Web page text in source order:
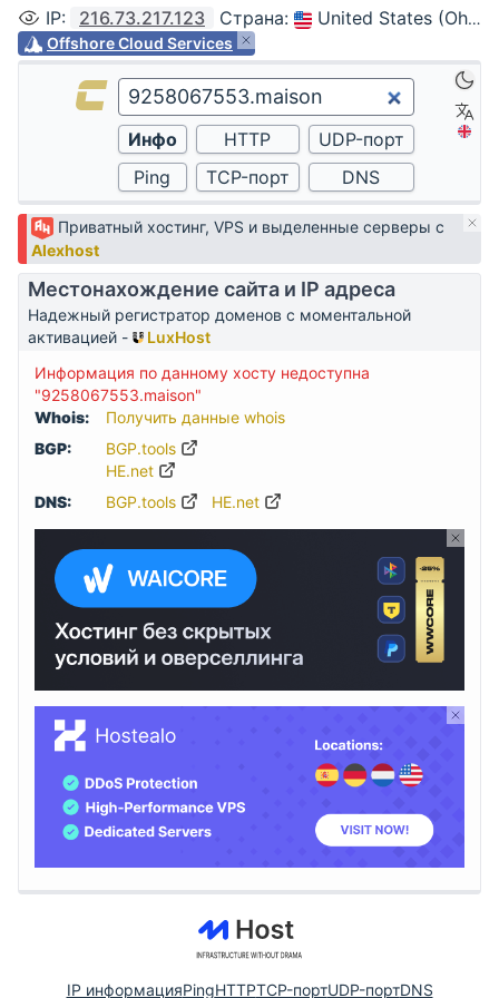
IP: 216.73.217.123 Страна: United States (Ohio, Columbus)
Offshore Cloud Services
Приватный хостинг, VPS и выделенные серверы с
Alexhost
Местонахождение сайта и IP адреса
Надежный регистратор доменов с моментальной
активацией -
LuxHost
Информация по данному хосту недоступна
"9258067553.maison"
Whois:
Получить данные whois
BGP:
BGP.tools
HE.net
DNS:
BGP.tools HE.net
IP информацияPingHTTPTCP-портUDP-портDNS